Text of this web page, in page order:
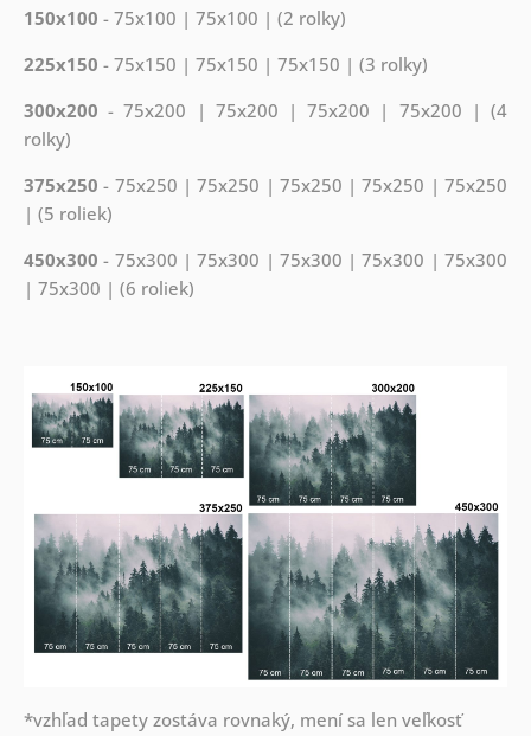
150x100 - 75x100 | 75x100 | (2 rolky)
225x150 - 75x150 | 75x150 | 75x150 | (3 rolky)
300x200 - 75x200 | 75x200 | 75x200 | 75x200 | (4
rolky)
375x250 - 75x250 | 75x250 | 75x250 | 75x250 | 75x250
| (5 roliek)
450x300 - 75x300 | 75x300 | 75x300 | 75x300 | 75x300
| 75x300 | (6 roliek)
*vzhľad tapety zostáva rovnaký, mení sa len veľkosť